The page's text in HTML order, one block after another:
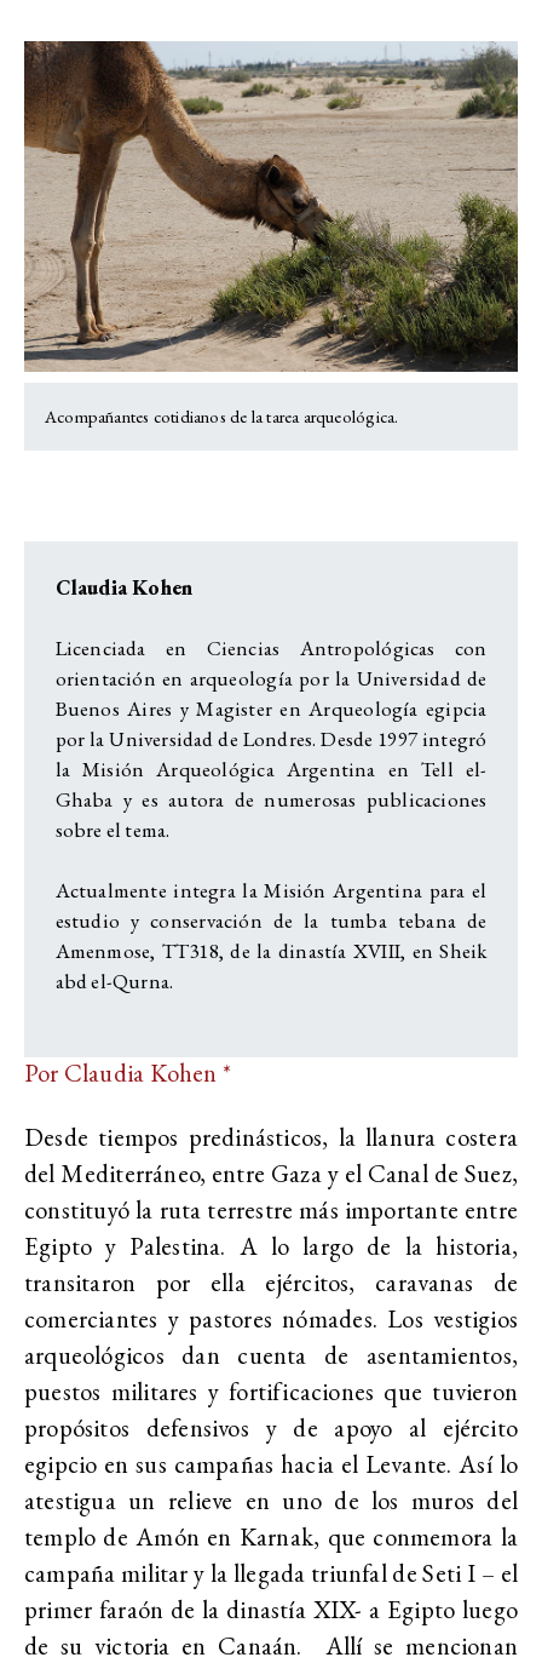
Acompañantes cotidianos de la tarea arqueológica.
Claudia Kohen
Licenciada en Ciencias Antropológicas con
orientación en arqueología por la Universidad de
Buenos Aires y Magister en Arqueología egipcia
por la Universidad de Londres. Desde 1997 integró
la Misión Arqueológica Argentina en Tell el-
Ghaba y es autora de numerosas publicaciones
sobre el tema.
Actualmente integra la Misión Argentina para el
estudio y conservación de la tumba tebana de
Amenmose, TT318, de la dinastía XVIII, en Sheik
abd el-Qurna.
Por Claudia Kohen *
Desde tiempos predinásticos, la llanura costera
del Mediterráneo, entre Gaza y el Canal de Suez,
constituyó la ruta terrestre más importante entre
Egipto y Palestina. A lo largo de la historia,
transitaron por ella ejércitos, caravanas de
comerciantes y pastores nómades. Los vestigios
arqueológicos dan cuenta de asentamientos,
puestos militares y fortificaciones que tuvieron
propósitos defensivos y de apoyo al ejército
egipcio en sus campañas hacia el Levante. Así lo
atestigua un relieve en uno de los muros del
templo de Amón en Karnak, que conmemora la
campaña militar y la llegada triunfal de Seti I – el
primer faraón de la dinastía XIX- a Egipto luego
de su victoria en Canaán. Allí se mencionan